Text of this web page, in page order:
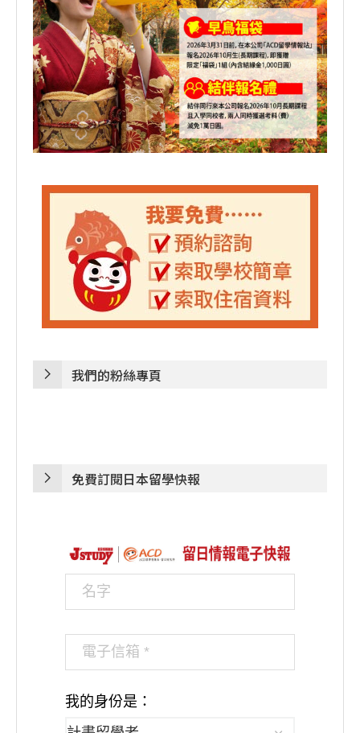
我們的粉絲專頁
免費訂閱日本留學快報
我的身份是：